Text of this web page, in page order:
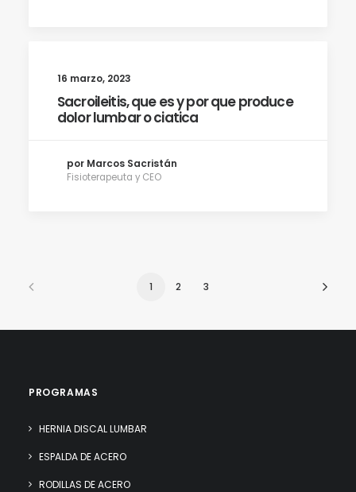
16 marzo, 2023
Sacroileitis, que es y por que produce
dolor lumbar o ciatica
por Marcos Sacristán
Fisioterapeuta y CEO
1 2 3
PROGRAMAS
HERNIA DISCAL LUMBAR
ESPALDA DE ACERO
RODILLAS DE ACERO